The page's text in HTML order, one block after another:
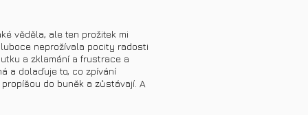
věděla, ale ten prožitek mi
neprožívala pocity radosti
a zklamání a frustrace a
a dolaďuje to, co zpívání
do buněk a zůstávají. A